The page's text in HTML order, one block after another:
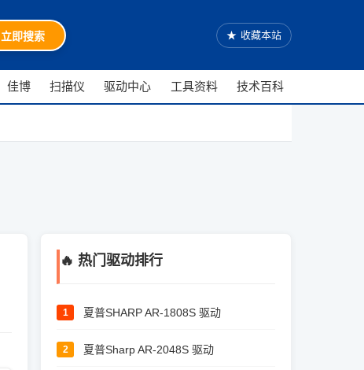
立即搜索 ★ 收藏本站
佳博 扫描仪 驱动中心 工具资料 技术百科
🔥 热门驱动排行
1 夏普SHARP AR-1808S 驱动
2 夏普Sharp AR-2048S 驱动